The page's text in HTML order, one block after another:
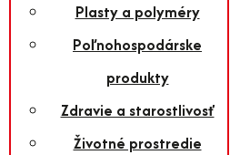
Plasty a polyméry
Poľnohospodárske
produkty
Zdravie a starostlivosť
Životné prostredie